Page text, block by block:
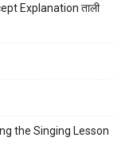
Explanation ताली
the Singing Lesson